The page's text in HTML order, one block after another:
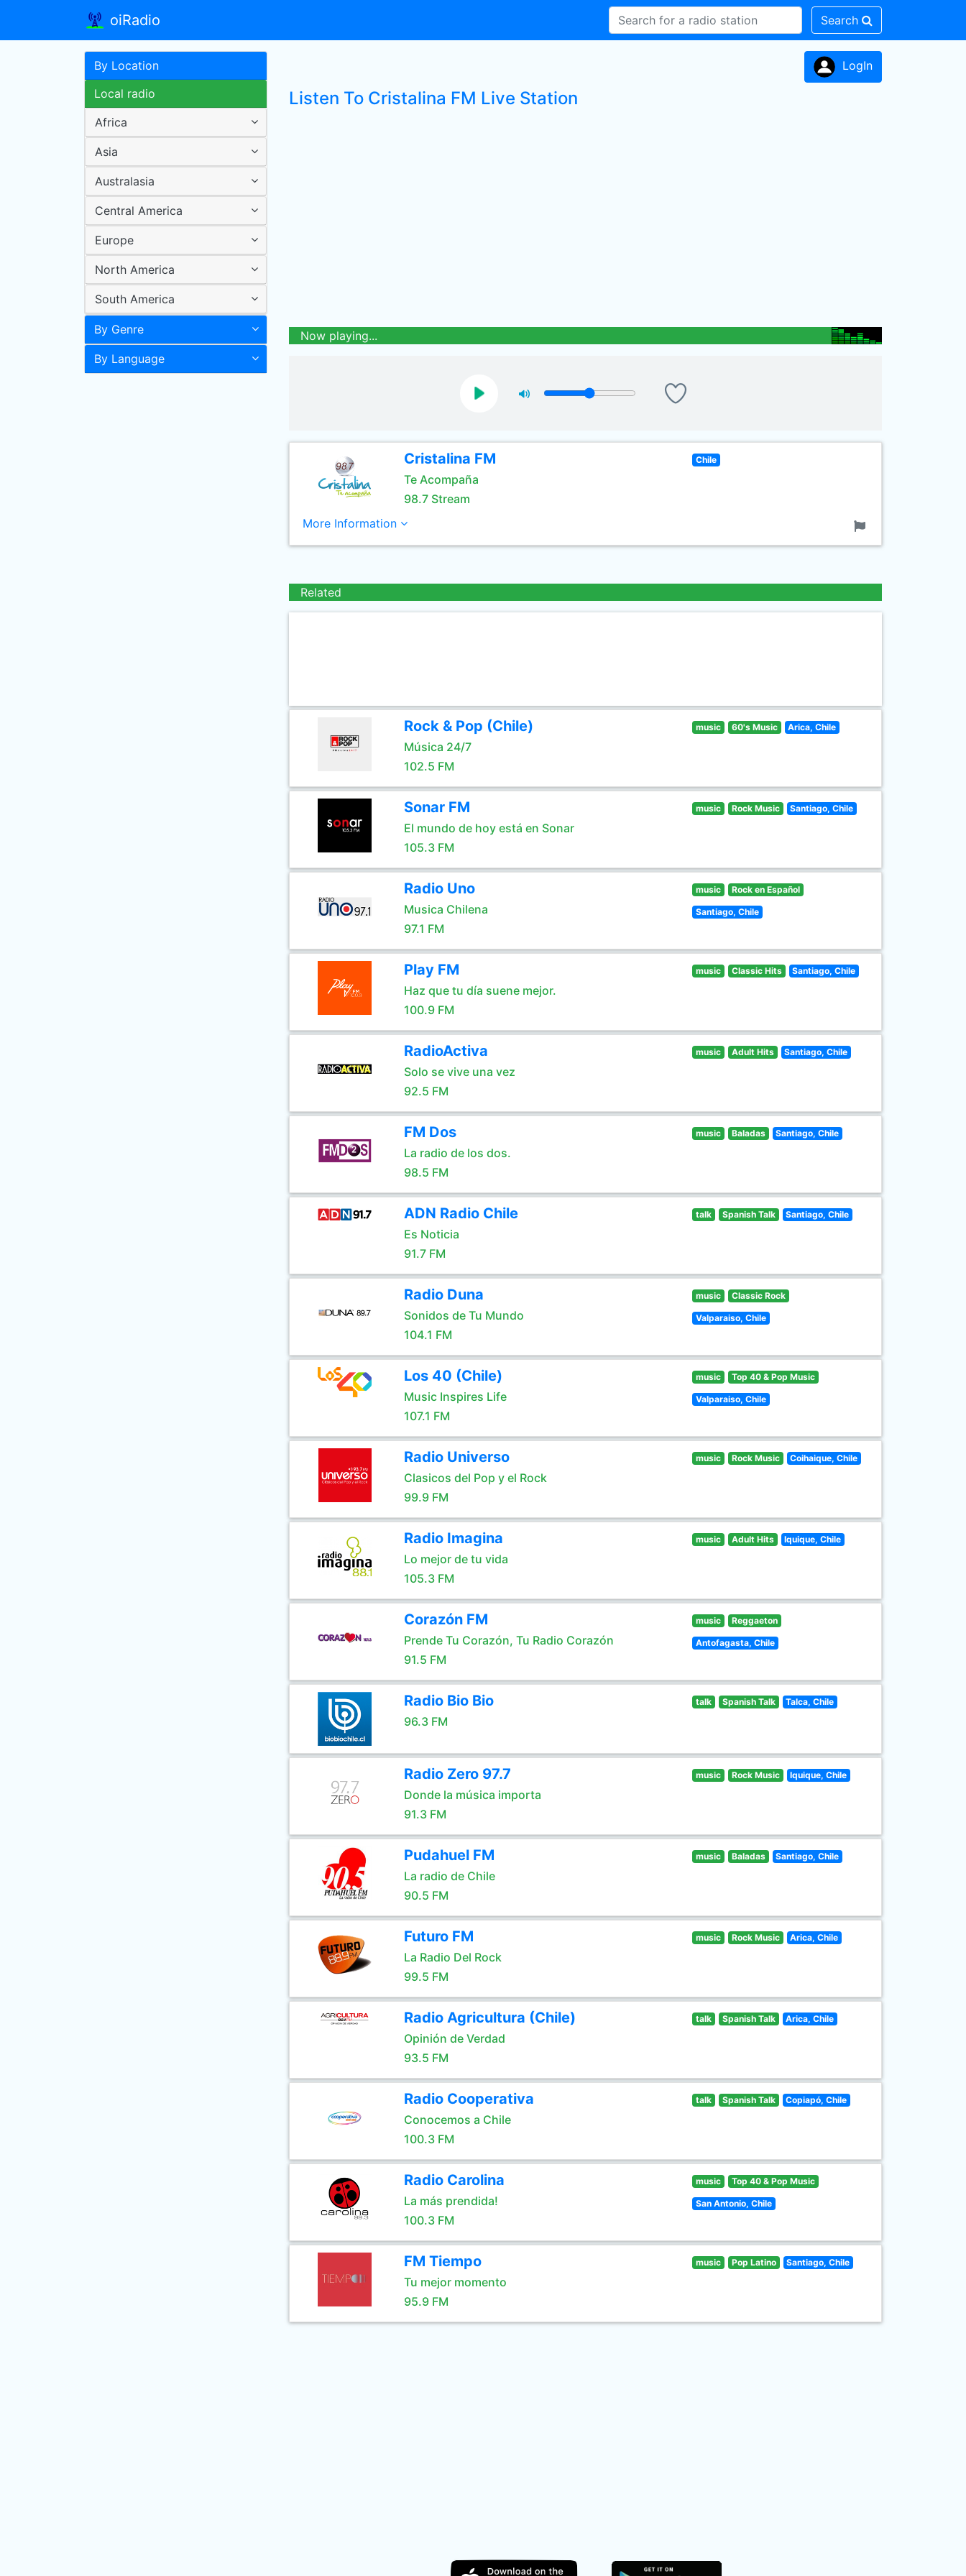
oiRadio Search
By Location
Local radio
Africa
Asia
Australasia
Central America
Europe
North America
South America
By Genre
By Language
LogIn
Listen To Cristalina FM Live Station
Now playing...
Cristalina FM
Te Acompaña
98.7 Stream
Chile
More Information
Related
Rock & Pop (Chile)
Música 24/7
102.5 FM
music 60's Music Arica, Chile
Sonar FM
El mundo de hoy está en Sonar
105.3 FM
music Rock Music Santiago, Chile
Radio Uno
Musica Chilena
97.1 FM
music Rock en Español
Santiago, Chile
Play FM
Haz que tu día suene mejor.
100.9 FM
music Classic Hits Santiago, Chile
RadioActiva
Solo se vive una vez
92.5 FM
music Adult Hits Santiago, Chile
FM Dos
La radio de los dos.
98.5 FM
music Baladas Santiago, Chile
ADN Radio Chile
Es Noticia
91.7 FM
talk Spanish Talk Santiago, Chile
Radio Duna
Sonidos de Tu Mundo
104.1 FM
music Classic Rock
Valparaiso, Chile
Los 40 (Chile)
Music Inspires Life
107.1 FM
music Top 40 & Pop Music
Valparaiso, Chile
Radio Universo
Clasicos del Pop y el Rock
99.9 FM
music Rock Music Coihaique, Chile
Radio Imagina
Lo mejor de tu vida
105.3 FM
music Adult Hits Iquique, Chile
Corazón FM
Prende Tu Corazón, Tu Radio Corazón
91.5 FM
music Reggaeton
Antofagasta, Chile
Radio Bio Bio
96.3 FM
talk Spanish Talk Talca, Chile
Radio Zero 97.7
Donde la música importa
91.3 FM
music Rock Music Iquique, Chile
Pudahuel FM
La radio de Chile
90.5 FM
music Baladas Santiago, Chile
Futuro FM
La Radio Del Rock
99.5 FM
music Rock Music Arica, Chile
Radio Agricultura (Chile)
Opinión de Verdad
93.5 FM
talk Spanish Talk Arica, Chile
Radio Cooperativa
Conocemos a Chile
100.3 FM
talk Spanish Talk Copiapó, Chile
Radio Carolina
La más prendida!
100.3 FM
music Top 40 & Pop Music
San Antonio, Chile
FM Tiempo
Tu mejor momento
95.9 FM
music Pop Latino Santiago, Chile